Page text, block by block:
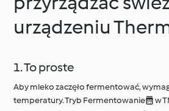
urządzeniu
1. To proste
Aby mleko zaczęło fermentować,
temperatury. Tryb Fermentowanie w